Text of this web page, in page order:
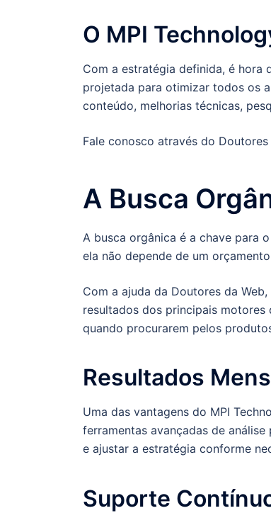
O MPI
Com a estratégia definida, é hora
projetada para otimizar todos os
conteúdo, melhorias técnicas,
Fale conosco através do
A Busca
A busca orgânica é a chave para
ela não depende de um
Com a ajuda da Doutores da
resultados dos principais motores
quando procurarem pelos
Resultados
Uma das vantagens do MPI
ferramentas avançadas de
e ajustar a estratégia conforme
Suporte